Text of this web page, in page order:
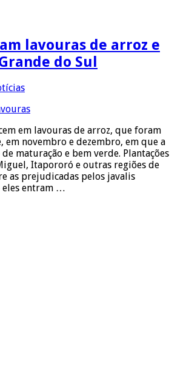
lavouras de arroz e
do Sul
em lavouras de arroz, que foram
em novembro e dezembro, em que a
maturação e bem verde. Plantações
Itapororó e outras regiões de
as prejudicadas pelos javalis
eles entram …